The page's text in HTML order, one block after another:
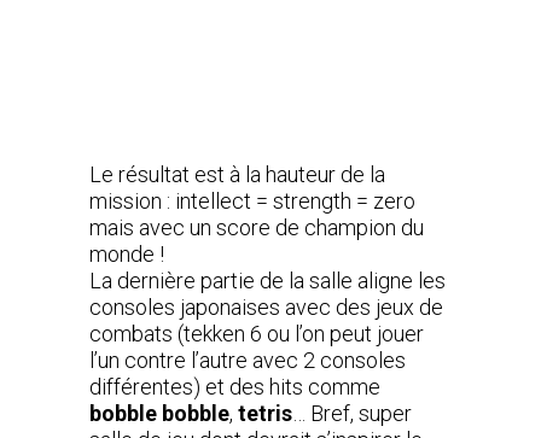
Le résultat est à la hauteur de la
mission : intellect = strength = zero
mais avec un score de champion du
monde !
La dernière partie de la salle aligne les
consoles japonaises avec des jeux de
combats (tekken 6 ou l’on peut jouer
l’un contre l’autre avec 2 consoles
différentes) et des hits comme
bobble bobble, tetris … Bref, super